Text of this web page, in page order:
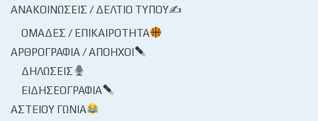
ΑΝΑΚΟΙΝΏΣΕΙΣ / ΔΕΛΤΊΟ ΤΎΠΟΥ✍
ΟΜΆΔΕΣ / ΕΠΙΚΑΙΡΌΤΗΤΑ
ΑΡΘΡΟΓΡΑΦΊΑ / ΑΠΌΗΧΟΙ
ΔΗΛΏΣΕΙΣ
ΕΙΔΗΣΕΟΓΡΑΦΊΑ
ΑΣΤΕΊΟΥ ΓΩΝΊΑ